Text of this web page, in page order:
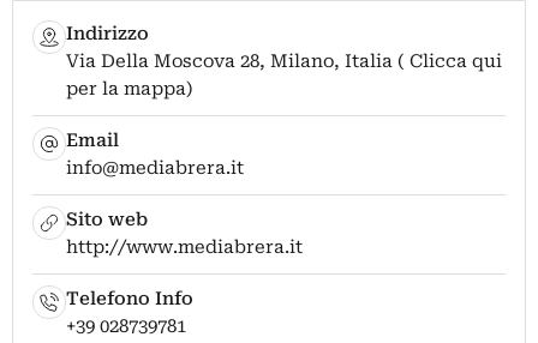
Indirizzo
Via Della Moscova 28, Milano, Italia ( Clicca qui
per la mappa)
Email
info@mediabrera.it
Sito web
http://www.mediabrera.it
Telefono Info
+39 028739781